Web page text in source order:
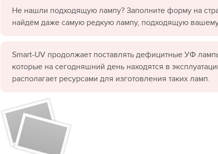
Не нашли подходящую лампу? Заполните форму на
найдём даже самую редкую лампу, подходящую
Smart-UV продолжает поставлять дефицитные УФ
которые на сегодняшний день находятся в
располагает ресурсами для изготовления таких ламп.